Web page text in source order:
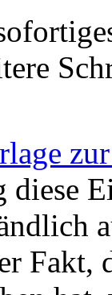
Fakt,